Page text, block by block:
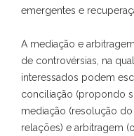
emergentes e
A mediação e
de controvérsias, na
interessados podem
conciliação (propondo
mediação (resolução
relações) e arbitragem